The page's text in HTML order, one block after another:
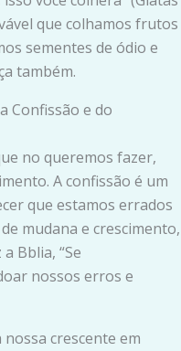
que colhamos frutos
sementes de ódio e
também.
Confissão e do
no queremos fazer,
A confissão é um
que estamos errados
mudana e crescimento,
Bblia, “Se
nossos erros e
crescente em